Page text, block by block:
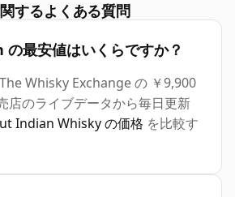
するよくある質問
最安値はいくらですか？
Whisky Exchange の ￥9,900
店のライブデータから毎日更新
Indian Whisky の価格 を比較す